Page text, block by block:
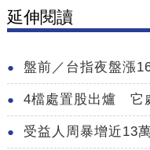
延伸閱讀
盤前／台指夜盤漲
4檔處置股出爐 它
受益人周暴增近13